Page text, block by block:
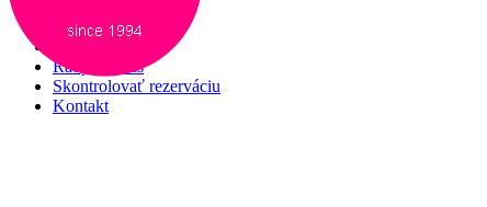
Služby
Rady pre vás
Skontrolovať rezerváciu
Kontakt